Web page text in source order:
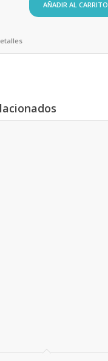
AÑADIR AL CARRITO